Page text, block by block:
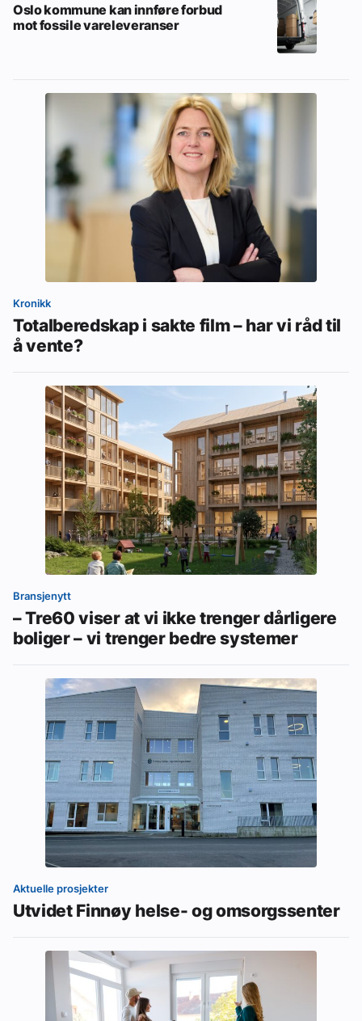
Oslo kommune kan innføre forbud
mot fossile vareleveranser
Kronikk
Totalberedskap i sakte film – har vi råd til
å vente?
Bransjenytt
– Tre60 viser at vi ikke trenger dårligere
boliger – vi trenger bedre systemer
Aktuelle prosjekter
Utvidet Finnøy helse- og omsorgssenter